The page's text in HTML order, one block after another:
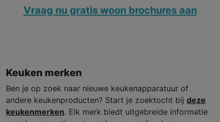
Vraag nu gratis woon brochures aan
Keuken merken
Ben je op zoek naar nieuwe keukenapparatuur of
andere keukenproducten? Start je zoektocht bij deze
keukenmerken. Elk merk biedt uitgebreide informatie